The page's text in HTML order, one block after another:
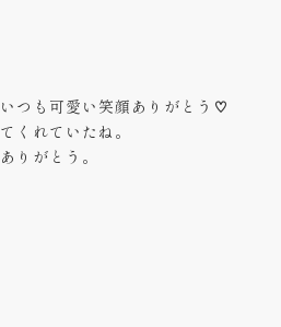
つも可愛い笑顔ありがとう♡
くれていたね。
りがとう。